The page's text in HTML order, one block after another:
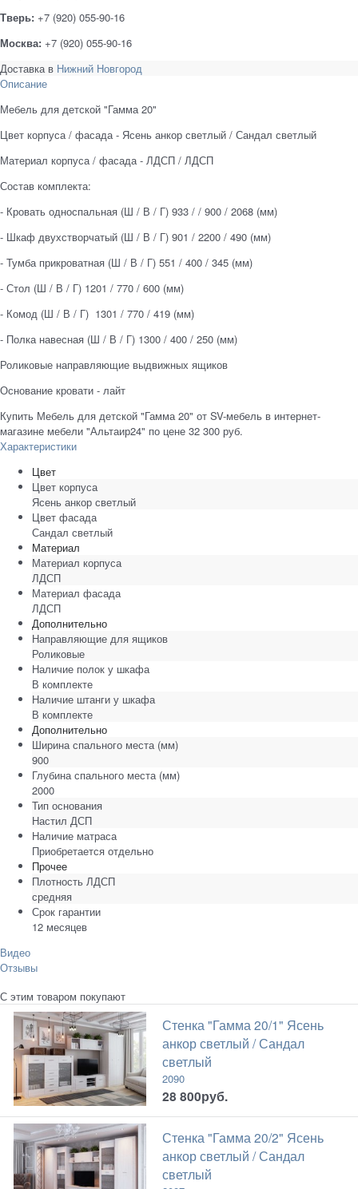
Тверь: +7 (920) 055-90-16
Москва: +7 (920) 055-90-16
Доставка в Нижний Новгород
Описание
Мебель для детской "Гамма 20"
Цвет корпуса / фасада - Ясень анкор светлый / Сандал светлый
Материал корпуса / фасада - ЛДСП / ЛДСП
Состав комплекта:
- Кровать односпальная (Ш / В / Г) 933 / / 900 / 2068 (мм)
- Шкаф двухстворчатый (Ш / В / Г) 901 / 2200 / 490 (мм)
- Тумба прикроватная (Ш / В / Г) 551 / 400 / 345 (мм)
- Стол (Ш / В / Г) 1201 / 770 / 600 (мм)
- Комод (Ш / В / Г) 1301 / 770 / 419 (мм)
- Полка навесная (Ш / В / Г) 1300 / 400 / 250 (мм)
Роликовые направляющие выдвижных ящиков
Основание кровати - лайт
Купить Мебель для детской "Гамма 20" от SV-мебель в интернет-
магазине мебели "Альтаир24" по цене 32 300 руб.
Характеристики
Цвет
Цвет корпуса
Ясень анкор светлый
Цвет фасада
Сандал светлый
Материал
Материал корпуса
ЛДСП
Материал фасада
ЛДСП
Дополнительно
Направляющие для ящиков
Роликовые
Наличие полок у шкафа
В комплекте
Наличие штанги у шкафа
В комплекте
Дополнительно
Ширина спального места (мм)
900
Глубина спального места (мм)
2000
Тип основания
Настил ДСП
Наличие матраса
Приобретается отдельно
Прочее
Плотность ЛДСП
средняя
Срок гарантии
12 месяцев
Видео
Отзывы
С этим товаром покупают
Стенка "Гамма 20/1" Ясень
анкор светлый / Сандал
светлый
2090
28 800руб.
Стенка "Гамма 20/2" Ясень
анкор светлый / Сандал
светлый